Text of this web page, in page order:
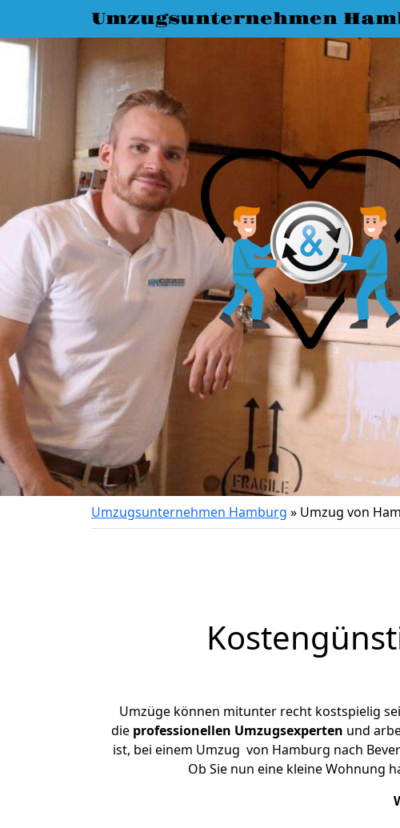
Umzugsunternehmen
Umzugsunternehmen Hamburg » Umzug von
Umzüge können mitunter recht kostspielig
die professionellen Umzugsexperten und
ist, bei einem Umzug von Hamburg nach
Ob Sie nun eine kleine Wohnung